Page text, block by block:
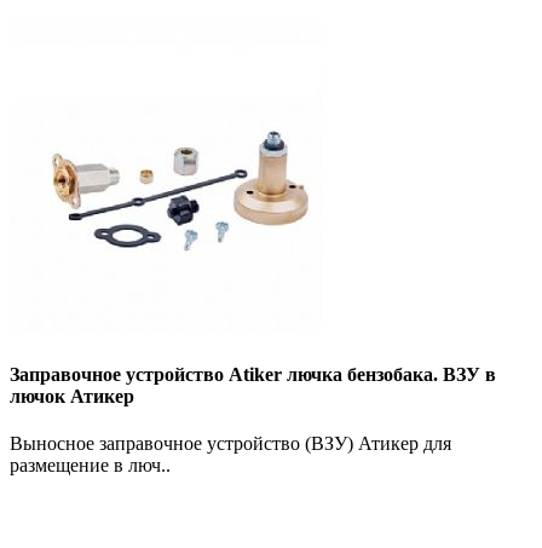
Заправочное устройство Atiker лючка бензобака. ВЗУ в
лючок Атикер
Выносное заправочное устройство (ВЗУ) Атикер для
размещение в люч..